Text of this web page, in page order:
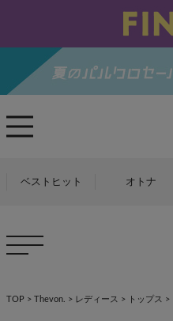
ベストヒット オトナ
TOP > Thevon. > レディース > トップス >